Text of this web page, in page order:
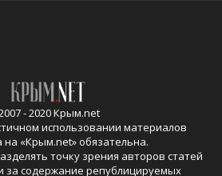
- 2020 Крым.net
использовании материалов
на «Крым.net» обязательна.
точку зрения авторов статей
за содержание републицируемых